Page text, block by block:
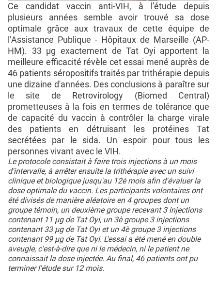
Ce candidat vaccin anti-VIH, à l’étude depuis
plusieurs années semble avoir trouvé sa dose
optimale grâce aux travaux de cette équipe de
l’Assistance Publique - Hôpitaux de Marseille (AP-
HM). 33 µg exactement de Tat Oyi apportent la
meilleure efficacité révèle cet essai mené auprès de
46 patients séropositifs traités par trithérapie depuis
une dizaine d'années. Des conclusions à paraître sur
le site de Retrovirology (Biomed Central)
prometteuses à la fois en termes de tolérance que
de capacité du vaccin à contrôler la charge virale
des patients en détruisant les protéines Tat
secrétées par le sida. Un espoir pour tous les
personnes vivant avec le VIH.
Le protocole consistait à faire trois injections à un mois
d'intervalle, à arrêter ensuite la trithérapie avec un suivi
clinique et biologique jusqu'au 12è mois afin d'évaluer la
dose optimale du vaccin. Les participants volontaires ont
été divisés de manière aléatoire en 4 groupes dont un
groupe témoin, un deuxième groupe recevant 3 injections
contenant 11 µg de Tat Oyi, un 3è groupe 3 injections
contenant 33 µg de Tat Oyi et un 4è groupe 3 injections
contenant 99 µg de Tat Oyi. L'essai a été mené en double
aveugle, c'est-à-dire que ni le médecin, ni le patient ne
connaissait la dose injectée. Au final, 46 patients ont pu
terminer l'étude sur 12 mois.